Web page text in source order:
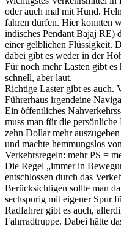
oder auch mal mit Hund.
fahren dürfen. Hier konnten
indisches Pendant Bajaj RE)
einer gelblichen Flüssigkeit.
dabei gibt es weder in der
Für noch mehr Lasten gibt
schnell, aber laut.
Richtige Laster gibt es auch.
Führerhaus irgendeine
Ein öffentliches
muss man für die
zehn Dollar mehr
und machte hemmungslos
Verkehrsregeln: mehr PS =
Die Regel „immer in
entschlossen durch das
Berücksichtigen sollte man
sechspurig mit eigener Spur
Radfahrer gibt es auch,
Fahrradtruppe. Dabei hätte